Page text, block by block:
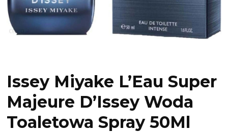
Issey Miyake L’Eau Super
Majeure D’Issey Woda
Toaletowa Spray 50Ml